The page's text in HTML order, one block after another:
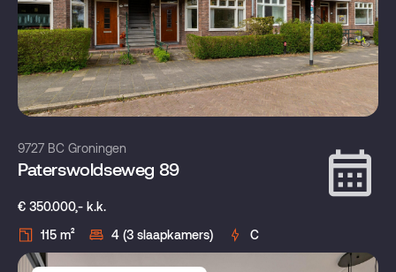
9727 BC Groningen
Paterswoldseweg 89
€ 350.000,- k.k.
115 m²
4 (3 slaapkamers) C